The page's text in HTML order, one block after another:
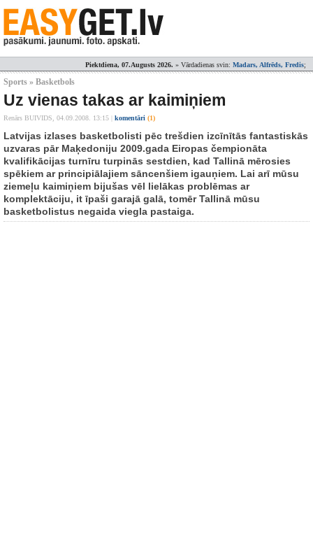
Piektdiena, 07.Augusts 2026. » Vārdadienas svin: Madars, Alfrēds, Fredis;
Sports » Basketbols
Uz vienas takas ar kaimiņiem
Renārs BUIVIDS, 04.09.2008. 13:15 komentāri (1)
Latvijas izlases basketbolisti pēc trešdien izcīnītās fantastiskās
uzvaras pār Maķedoniju 2009.gada Eiropas čempionāta
kvalifikācijas turnīru turpinās sestdien, kad Tallinā mērosies
spēkiem ar principiālajiem sāncenšiem igauņiem. Lai arī mūsu
ziemeļu kaimiņiem bijušas vēl lielākas problēmas ar
komplektāciju, it īpaši garajā galā, tomēr Tallinā mūsu
basketbolistus negaida viegla pastaiga.